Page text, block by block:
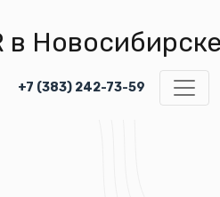
+7 (383) 242-73-59